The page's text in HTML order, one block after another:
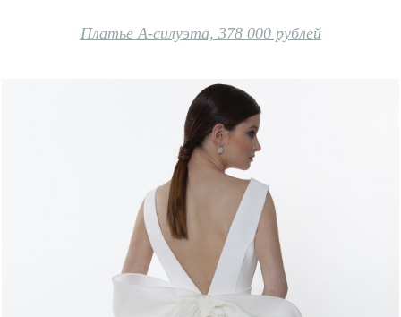
Платье А-силуэта, 378 000 рублей